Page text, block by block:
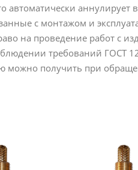
автоматически аннулирует
с монтажом и
на проведение работ с
требований ГОСТ
можно получить при